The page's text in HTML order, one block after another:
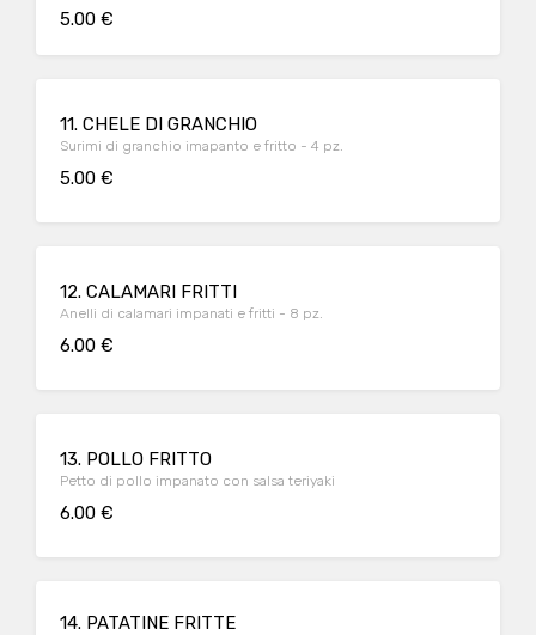
5.00 €
11. CHELE DI GRANCHIO
Surimi di granchio imapanto e fritto - 4 pz.
5.00 €
12. CALAMARI FRITTI
Anelli di calamari impanati e fritti - 8 pz.
6.00 €
13. POLLO FRITTO
Petto di pollo impanato con salsa teriyaki
6.00 €
14. PATATINE FRITTE